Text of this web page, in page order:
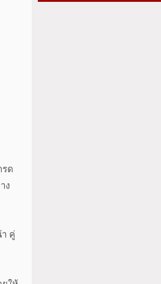
ด
ง
คู่